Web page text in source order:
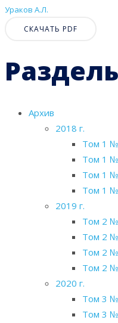
Ураков А.Л.
СКАЧАТЬ PDF
Архив
2018 г.
Том 1
Том 1
Том 1
Том 1
2019 г.
Том 2
Том 2
Том 2
Том 2
2020 г.
Том 3
Том 3